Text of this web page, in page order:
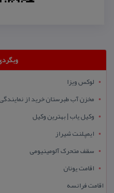
لوکس ویزا
مخزن آب طبرستان خرید از
وکیل یاب | بهترین وکیل
ایمپلنت شیراز
سقف متحرک آلومینیومی
اقامت یونان
اقامت فرانسه